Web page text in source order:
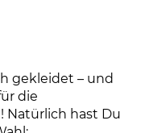
gekleidet – und
die
Natürlich hast Du